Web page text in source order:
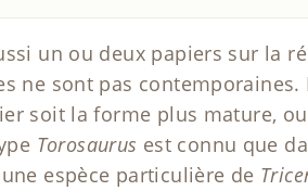
un ou deux papiers sur la
ne sont pas
soit la forme plus mature,
Torosaurus est connu que
espèce particulière de